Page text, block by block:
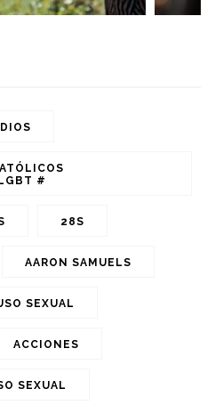
#
28S
AARON SAMUELS
SEXUAL
ACCIONES
SEXUAL